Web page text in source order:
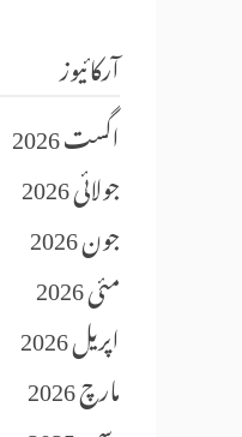
آرکائیوز
اگست 2026
جولائی 2026
جون 2026
مئی 2026
اپریل 2026
مارچ 2026